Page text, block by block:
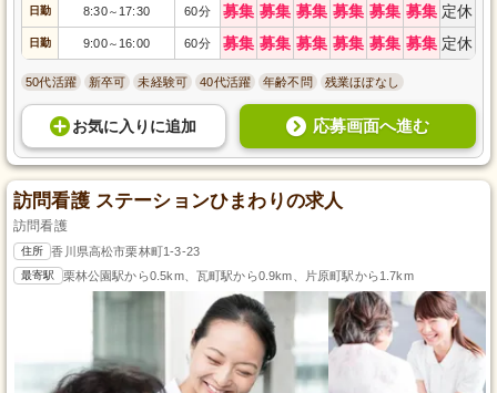
日勤 8:30～ 17:30 60分 募集 募集 募集 募集 募集 募集 定休
日勤 9:00～ 16:00 60分 募集 募集 募集 募集 募集 募集 定休
50代活躍 新卒可 未経験可 40代活躍 年齢不問 残業ほぼなし
お気に入り に追加 応募画面へ進む
訪問看護 ステーションひまわりの求人
訪問看護
住所 香川県高松市栗林町1-3-23
最寄駅 栗林公園駅から0.5km、瓦町駅から0.9km、片原町駅から1.7km